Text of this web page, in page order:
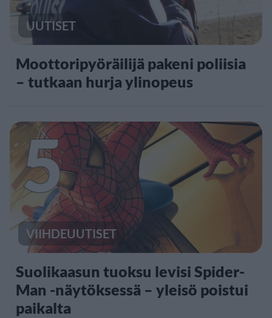
UUTISET
Moottoripyöräilijä pakeni poliisia
– tutkaan hurja ylinopeus
5
VIIHDEUUTISET
Suolikaasun tuoksu levisi Spider-
Man -näytöksessä – yleisö poistui
paikalta